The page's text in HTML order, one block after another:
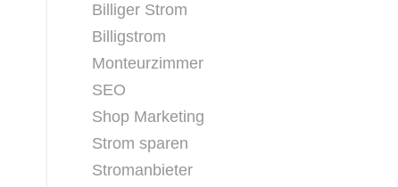
Billiger Strom
Billigstrom
Monteurzimmer
SEO
Shop Marketing
Strom sparen
Stromanbieter